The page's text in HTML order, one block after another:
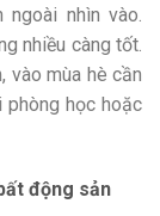
ngoài nhìn vào.
nhiều càng tốt.
vào mùa hè cần
học hoặc
động sản